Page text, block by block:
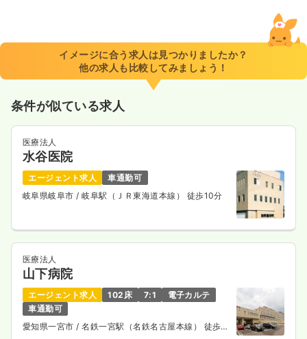
イメージに合う求人は見つかりましたか？
他の求人も比較してみましょう！
条件が似ている求人
医療法人
水谷医院
エージェント求人
車通勤可
岐阜県岐阜市 / 岐阜駅（ＪＲ東海道本線） 徒歩10分
医療法人
山下病院
エージェント求人 102床 7:1
電子カルテ
車通勤可
愛知県一宮市/ 名鉄一宮駅（名鉄名古屋本線） 徒歩